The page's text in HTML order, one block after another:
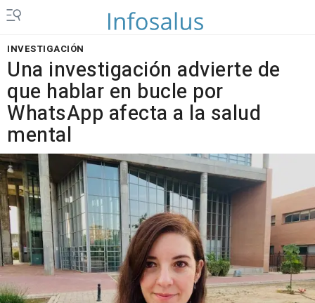
INVESTIGACIÓN
Una investigación advierte de
que hablar en bucle por
WhatsApp afecta a la salud
mental